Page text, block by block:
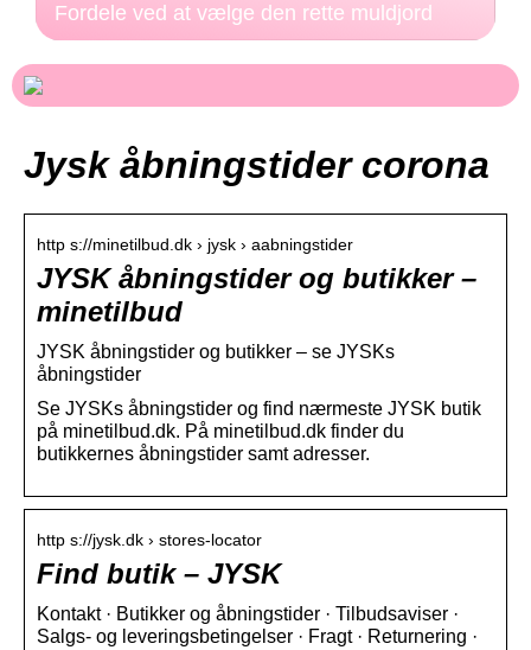
Fordele ved at vælge den rette muldjord
Jysk åbningstider corona
http s://minetilbud.dk › jysk › aabningstider
JYSK åbningstider og butikker –
minetilbud
JYSK åbningstider og butikker – se JYSKs
åbningstider
Se JYSKs åbningstider og find nærmeste JYSK butik
på minetilbud.dk. På minetilbud.dk finder du
butikkernes åbningstider samt adresser.
http s://jysk.dk › stores-locator
Find butik – JYSK
Kontakt · Butikker og åbningstider · Tilbudsaviser ·
Salgs- og leveringsbetingelser · Fragt · Returnering ·